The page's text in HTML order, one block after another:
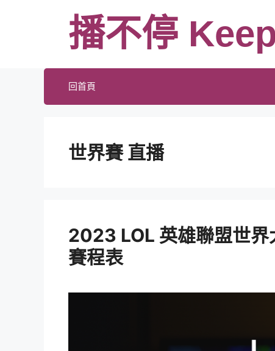
播不停
回首頁
世界賽 直播
2023 LOL 英雄聯盟世界
賽程表